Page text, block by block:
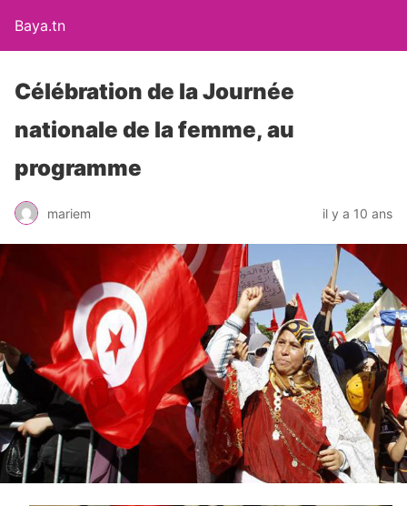
Baya.tn
Célébration de la Journée
nationale de la femme, au
programme
mariem il y a 10 ans